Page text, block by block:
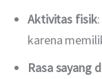
Aktivitas fisik
karena
Rasa sayang